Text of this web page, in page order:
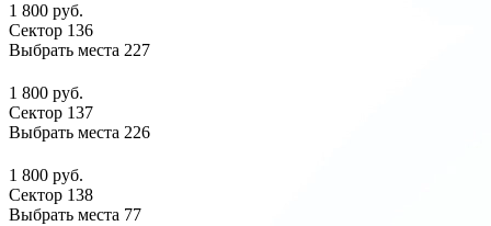
1 800 руб.
Сектор 136
Выбрать места 227
1 800 руб.
Сектор 137
Выбрать места 226
1 800 руб.
Сектор 138
Выбрать места 77